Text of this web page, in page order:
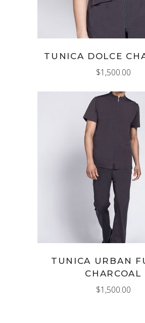
TUNICA DOLCE
$1,500.00
AÑADIR AL
TUNICA URBAN
CHARCOAL
$1,500.00